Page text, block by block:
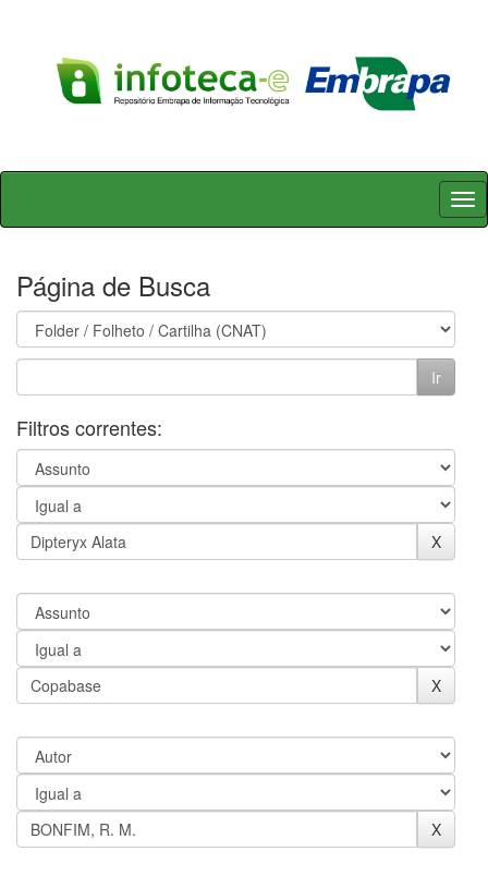
Skip
Página de Busca
Filtros correntes: